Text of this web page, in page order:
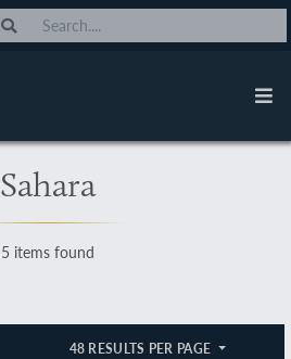
Sahara
5 items found
48 RESULTS PER PAGE